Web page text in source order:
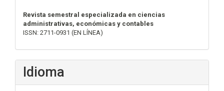
Revista semestral especializada en ciencias
administrativas, económicas y contables
ISSN: 2711-0931 (EN LÍNEA)
Idioma